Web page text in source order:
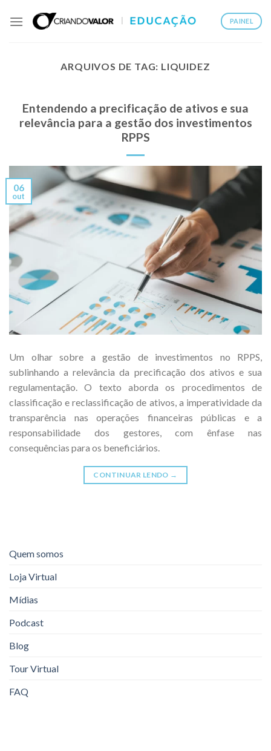
PAINEL
ARQUIVOS DE TAG: LIQUIDEZ
Entendendo a precificação de ativos e sua
relevância para a gestão dos investimentos
RPPS
06
out
Um olhar sobre a gestão de investimentos no RPPS,
sublinhando a relevância da precificação dos ativos e sua
regulamentação. O texto aborda os procedimentos de
classificação e reclassificação de ativos, a imperatividade da
transparência nas operações financeiras públicas e a
responsabilidade dos gestores, com ênfase nas
consequências para os beneficiários.
CONTINUAR LENDO →
Quem somos
Loja Virtual
Mídias
Podcast
Blog
Tour Virtual
FAQ